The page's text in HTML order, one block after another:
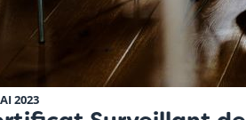
2023